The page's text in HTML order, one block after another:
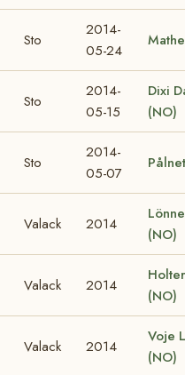
Sto
2014-
05-24
Sto
2014-
05-15
Dixi
(NO)
Sto
2014-
05-07
Valack 2014
(NO)
Valack 2014
(NO)
Valack 2014
Voje
(NO)